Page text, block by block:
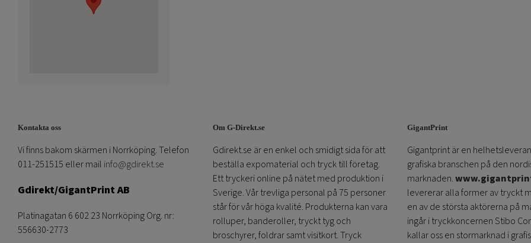
Kontakta oss
Vi finns bakom skärmen i Norrköping. Telefon
011-251515 eller mail info@gdirekt.se
Gdirekt/GigantPrint AB
Platinagatan 6 602 23 Norrköping Org. nr:
556630-2773
Om G-Direkt.se
Gdirekt.se är en enkel och smidigt sida för att
beställa expomaterial och tryck till företag.
Ett tryckeri online på nätet med produktion i
Sverige. Vår trevliga personal på 75 personer
står för vår höga kvalité. Produkterna kan vara
rolluper, banderoller, tryckt tyg och
broschyrer, foldrar samt visitkort. Tryck
GigantPrint
Gigantprint är en
grafiska branschen på den
marknaden.
levererar alla former av tryckt
en av de största aktörerna på
ingår i tryckkoncernen Stibo
kallar oss en stormarknad i